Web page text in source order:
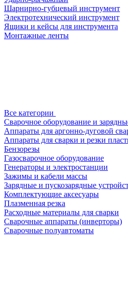
Шарнирно-губцевый инструмент
Электротехнический инструмент
Ящики и кейсы для инструмента
Монтажные ленты
Все категории
Сварочное оборудование и
Аппараты для аргонно-дуговой
Аппараты для сварки и резки
Бензорезы
Газосварочное оборудование
Генераторы и электростанции
Зажимы и кабели массы
Зарядные и пускозарядные
Комплектующие аксесуары
Плазменная резка
Расходные материалы для сварки
Сварочные аппараты (инверторы)
Сварочные полуавтоматы